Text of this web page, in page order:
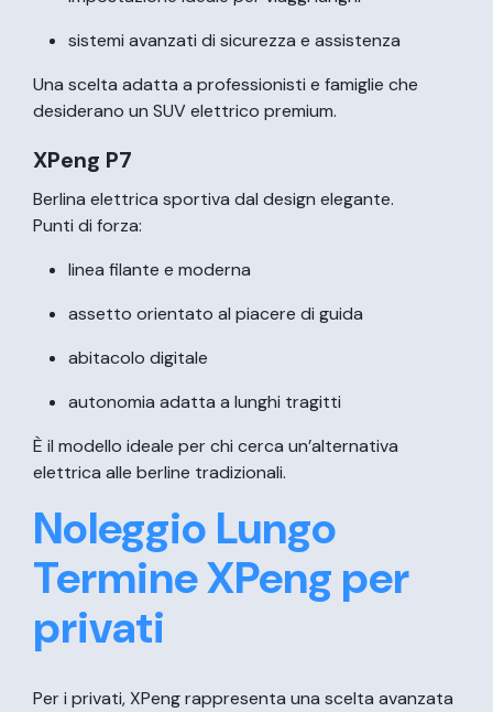
sistemi avanzati di sicurezza e assistenza
Una scelta adatta a professionisti e famiglie che
desiderano un SUV elettrico premium.
XPeng P7
Berlina elettrica sportiva dal design elegante.
Punti di forza:
linea filante e moderna
assetto orientato al piacere di guida
abitacolo digitale
autonomia adatta a lunghi tragitti
È il modello ideale per chi cerca un’alternativa
elettrica alle berline tradizionali.
Noleggio Lungo
Termine XPeng per
privati
Per i privati, XPeng rappresenta una scelta avanzata